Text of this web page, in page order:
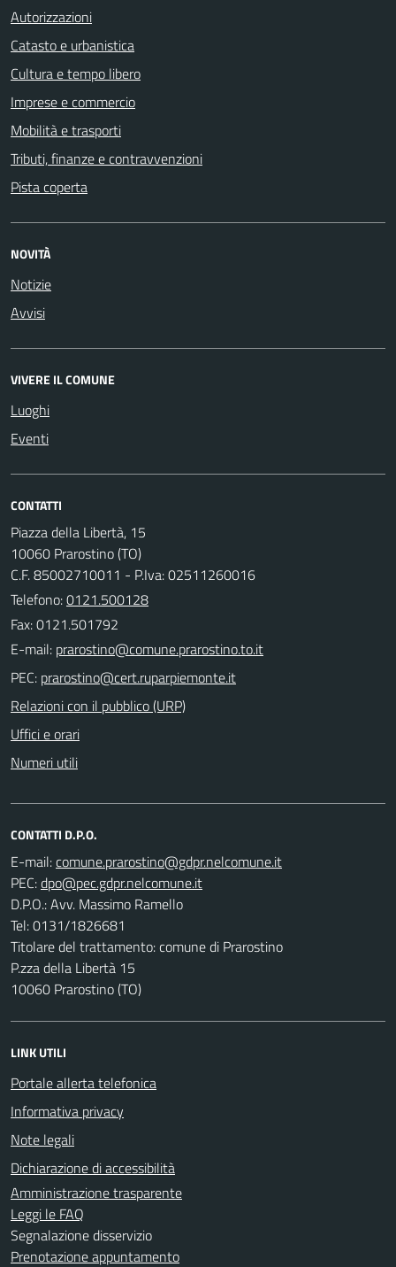
Autorizzazioni
Catasto e urbanistica
Cultura e tempo libero
Imprese e commercio
Mobilità e trasporti
Tributi, finanze e contravvenzioni
Pista coperta
NOVITÀ
Notizie
Avvisi
VIVERE IL COMUNE
Luoghi
Eventi
CONTATTI
Piazza della Libertà, 15
10060 Prarostino (TO)
C.F. 85002710011 - P.Iva: 02511260016
Telefono:0121.500128
Fax: 0121.501792
E-mail:
PEC:
Relazioni con il pubblico (URP)
Uffici e orari
Numeri utili
CONTATTI D.P.O.
E-mail:
PEC:
D.P.O.: Avv. Massimo Ramello
Tel: 0131/1826681
Titolare del trattamento: comune di Prarostino
P.zza della Libertà 15
10060 Prarostino (TO)
LINK UTILI
Portale allerta telefonica
Informativa privacy
Note legali
Dichiarazione di accessibilità
Amministrazione trasparente
Leggi le FAQ
Segnalazione disservizio
Prenotazione appuntamento